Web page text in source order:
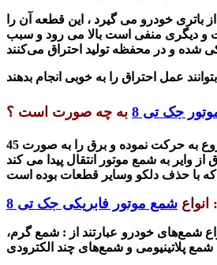
باتری خودرو می گیرد ، این قطعه آن را
و دیگری منفی است بالا می رود و سبب
شده و در محفظه تولید احتراق
عمل احتراق
جک تی 8 به چه صورت است ؟
در واقع در اکثر سیستم های برق‌رسانی در روی سر لاک شمع‌ها را وسیله‌ای چون چکش برق عمل برق رسانی را انجام می‌دهد . بدنی صورت که چکش برق شروع به حرکت نموده و برق را به صورت 45
انوا ع شمع موتور فابریکی جک تی 8 :
شمع‌های خودرو عبارتند از : شمع گرم،
شمع پلاتینیومی و شمع‌های